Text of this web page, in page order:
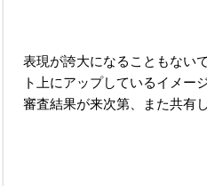
表現が誇大になることもない
ト上にアップしているイメー
審査結果が来次第、また共有